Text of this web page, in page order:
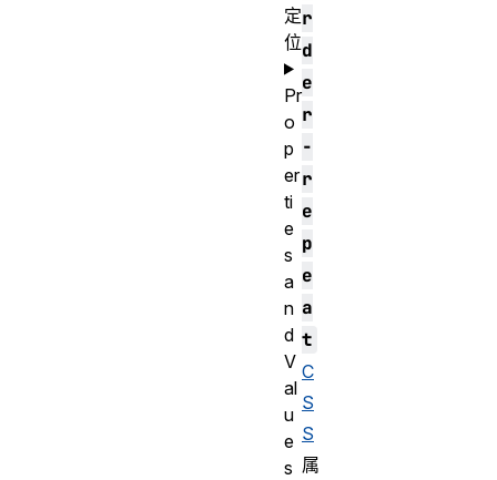
r
d
e
r
-
r
e
p
e
a
t
C
S
S
属
定
位
Pr
o
p
er
ti
e
s
a
n
d
V
al
u
e
s